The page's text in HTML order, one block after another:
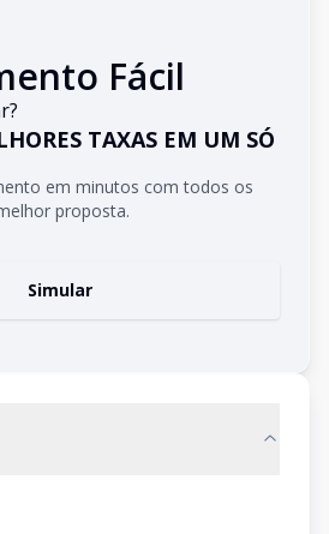
Fácil
TAXAS EM UM SÓ
em minutos com todos os
proposta.
Simular